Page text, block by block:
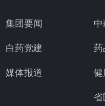
集团要闻
白药党建
媒体报道
药
健
省